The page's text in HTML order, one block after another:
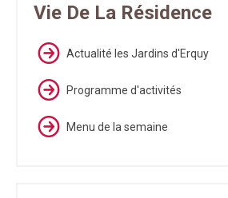
Vie De La Résidence
Actualité les Jardins d'Erquy
Programme d'activités
Menu de la semaine